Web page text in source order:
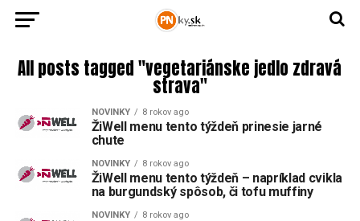
All posts tagged "vegetariánske jedlo zdravá
strava"
NOVINKY 8 rokov ago
ŽiWell menu tento týždeň prinesie jarné
chute
NOVINKY 8 rokov ago
ŽiWell menu tento týždeň – napríklad cvikla
na burgundský spôsob, či tofu muffiny
NOVINKY 8 rokov ago